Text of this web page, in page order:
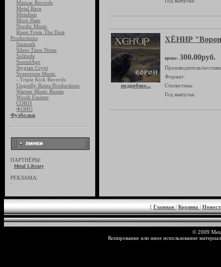
Mazzar Records
Metal Race
Metalism
More Hate
Nordic Music
Risen From The Dust
Productions
Satanath
Silent Time Noise
Solitude
SoundAge
Stygian Crypt
Svanrenne Music
- Triple Kick Records
Ungodly Ruins Productions
Warner Music Russia
Wroth Emitter
СОЮЗ
ФОНО
Футболки
ПАРТНЁРЫ:
· Metal Library
РЕКЛАМА:
·
подробнее...
ХЁНИР
цена: 300.00руб.
Производитель/
Формат:
Стилистика:
Год выпуска:
[ Главная | Корзина |
© 2009
Копирование или иное использование